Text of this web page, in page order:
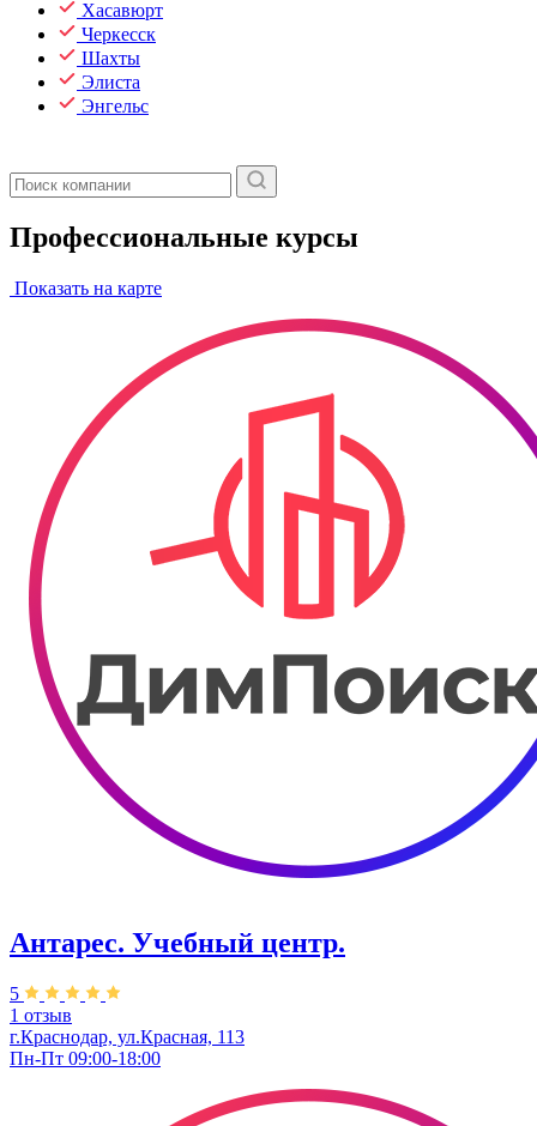
Хасавюрт
Черкесск
Шахты
Элиста
Энгельс
Профессиональные курсы
Показать на карте
Антарес. Учебный центр.
5
1 отзыв
г.Краснодар, ул.Красная, 113
Пн-Пт 09:00-18:00